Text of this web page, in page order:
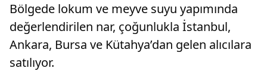
Bölgede lokum ve meyve suyu yapımında
değerlendirilen nar, çoğunlukla İstanbul,
Ankara, Bursa ve Kütahya’dan gelen alıcılara
satılıyor.